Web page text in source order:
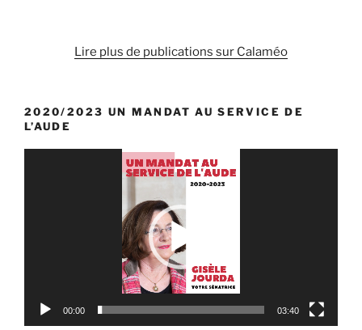
Lire plus de publications sur Calaméo
2020/2023 UN MANDAT AU SERVICE DE
L’AUDE
00:00 03:40